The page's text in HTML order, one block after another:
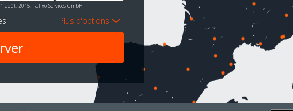
2015. Talixo Services GmbH
Plus d'options